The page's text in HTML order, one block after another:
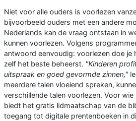
Niet voor alle ouders is voorlezen
bijvoorbeeld ouders met een andere
Nederlands kan de vraag ontstaan in
kunnen voorlezen. Volgens
antwoord eenvoudig: voorlezen doe je
zelf het beste beheerst. "Kinderen
uitspraak en goed gevormde zinnen,"
meerdere talen vloeiend spreken,
verschillende talen voorlezen. Voor
biedt het gratis lidmaatschap van de
toegang tot digitale prentenboeken in